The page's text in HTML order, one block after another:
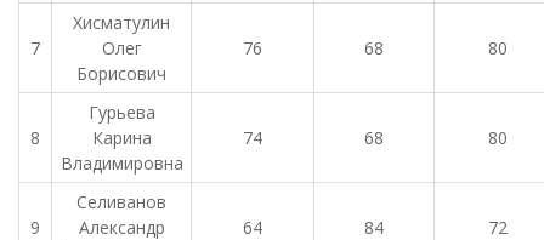
7
Хисматулин
Олег
Борисович
76 68 80
8
Гурьева
Карина
Владимировна
74 68 80
9
Селиванов
Александр
64 84 72